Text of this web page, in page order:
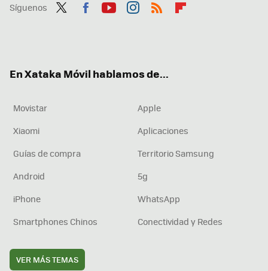
Síguenos
En Xataka Móvil hablamos de...
Movistar
Apple
Xiaomi
Aplicaciones
Guías de compra
Territorio Samsung
Android
5g
iPhone
WhatsApp
Smartphones Chinos
Conectividad y Redes
VER MÁS TEMAS